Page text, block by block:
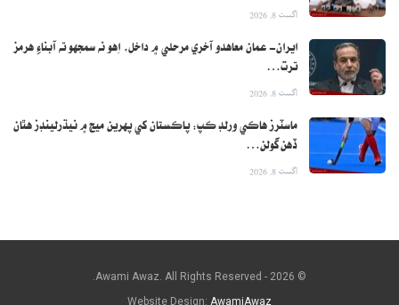
اگست 8, 2026
ايران- عمان معاهدو آخري مرحلي ۾ داخل، اِهو نه سمجهو ته آبناءِ هرمز
ترت…
اگست 8, 2026
ماسٽرز هاڪي ورلڊ ڪپ: پاڪستان کي پهرين ميچ ۾ نيڌرلينڊز هٿان
ڏهن گولن…
اگست 8, 2026
© 2026 - Awami Awaz. All Rights Reserved.
Website Design: AwamiAwaz